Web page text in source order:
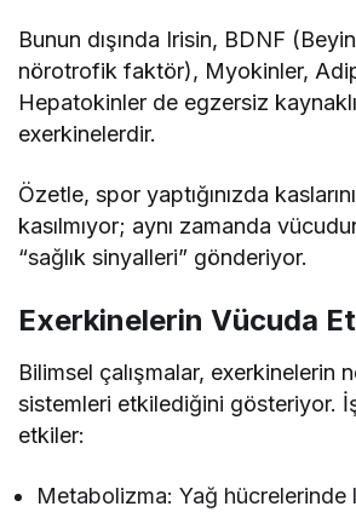
Bunun dışında Irisin, BDNF
nörotrofik faktör), Myokinler,
Hepatokinler de egzersiz
exerkinelerdir.
Özetle, spor yaptığınızda
kasılmıyor; aynı zamanda
“sağlık sinyalleri” gönderiyor.
Exerkinelerin Vücuda
Bilimsel çalışmalar, exerkinelerin
sistemleri etkilediğini gösteriyor.
etkiler:
Metabolizma: Yağ hücrelerinde